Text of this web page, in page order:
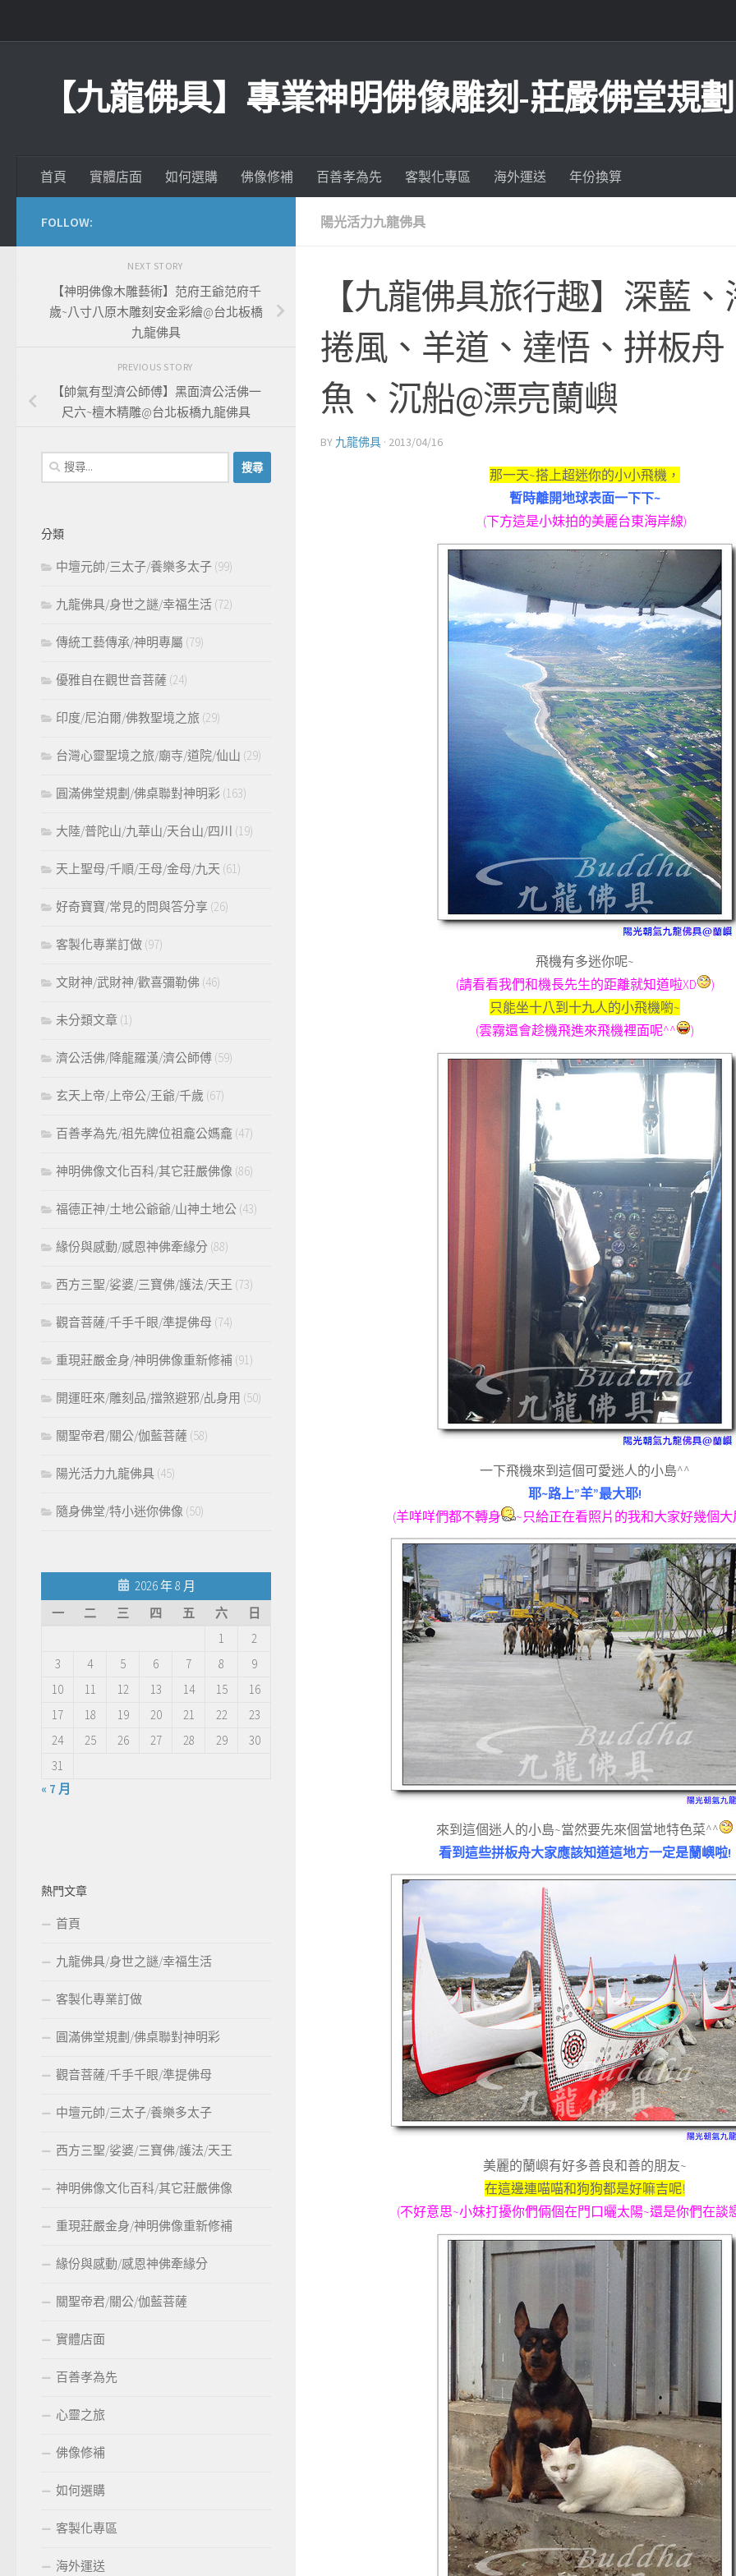
【九龍佛具】專業神明佛像雕刻-莊嚴佛堂規劃
首頁 實體店面 如何選購 佛像修補 百善孝為先 客製化專區 海外運送 年份換算
陽光活力九龍佛具
【九龍佛具旅行趣】深藍
捲風、羊道、達悟、拼板舟
魚、沉船@漂亮蘭嶼
BY 九龍佛具 · 2013/04/16
那一天~搭上超迷你的小小飛機，
暫時離開地球表面一下下~
(下方這是小妹拍的美麗台東海岸線)
飛機有多迷你呢~
(請看看我們和機長先生的距離就知道啦XD
)
只能坐十八到十九人的小飛機喲~
(雲霧還會趁機飛進來飛機裡面呢^^
)
一下飛機來到這個可愛迷人的小島^^
耶~路上”羊”最大耶!
(羊咩咩們都不轉身
~只給正在看照片的我和大家好幾個
來到這個迷人的小島~當然要先來個當地特色菜^^
看到這些拼板舟大家應該知道這地方一定是蘭嶼啦!
美麗的蘭嶼有好多善良和善的朋友~
在這邊連喵喵和狗狗都是好嘛吉呢!
(不好意思~小妹打擾你們倆個在門口曬太陽~還是你們在談
FOLLOW:
NEXT STORY
【神明佛像木雕藝術】范府王爺范府千
歲~八寸八原木雕刻安金彩繪@台北板橋
九龍佛具
PREVIOUS STORY
【帥氣有型濟公師傅】黑面濟公活佛一
尺六~檀木精雕@台北板橋九龍佛具
搜
尋
字:
分類
中壇元帥/三太子/養樂多太子 (99)
九龍佛具/身世之謎/幸福生活 (72)
傳統工藝傳承/神明專屬 (79)
優雅自在觀世音菩薩 (24)
印度/尼泊爾/佛教聖境之旅 (29)
台灣心靈聖境之旅/廟寺/道院/仙山 (29)
圓滿佛堂規劃/佛桌聯對神明彩 (163)
大陸/普陀山/九華山/天台山/四川 (19)
天上聖母/千順/王母/金母/九天 (61)
好奇寶寶/常見的問與答分享 (26)
客製化專業訂做 (97)
文財神/武財神/歡喜彌勒佛 (46)
未分類文章 (1)
濟公活佛/降龍羅漢/濟公師傅 (59)
玄天上帝/上帝公/王爺/千歲 (67)
百善孝為先/祖先牌位祖龕公媽龕 (47)
神明佛像文化百科/其它莊嚴佛像 (86)
福德正神/土地公爺爺/山神土地公 (43)
緣份與感動/感恩神佛牽緣分 (88)
西方三聖/娑婆/三寶佛/護法/天王 (73)
觀音菩薩/千手千眼/準提佛母 (74)
重現莊嚴金身/神明佛像重新修補 (91)
開運旺來/雕刻品/擋煞避邪/乩身用 (50)
關聖帝君/關公/伽藍菩薩 (58)
陽光活力九龍佛具 (45)
隨身佛堂/特小迷你佛像 (50)
2026 年 8 月
一
二 三 四 五 六
日
1
2
3
4 5 6 7 8
9
10
11 12 13 14 15
16
17
18 19 20 21 22
23
24
25 26 27 28 29
30
31
« 7 月
熱門文章
首頁
九龍佛具/身世之謎/幸福生活
客製化專業訂做
圓滿佛堂規劃/佛桌聯對神明彩
觀音菩薩/千手千眼/準提佛母
中壇元帥/三太子/養樂多太子
西方三聖/娑婆/三寶佛/護法/天王
神明佛像文化百科/其它莊嚴佛像
重現莊嚴金身/神明佛像重新修補
緣份與感動/感恩神佛牽緣分
關聖帝君/關公/伽藍菩薩
實體店面
百善孝為先
心靈之旅
佛像修補
如何選購
客製化專區
海外運送